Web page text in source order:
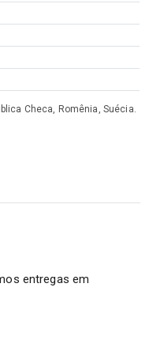
Checa, Romênia, Suécia.
entregas em